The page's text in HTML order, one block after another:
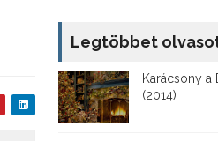
Legtöbbet
Karácsony a
(2014)